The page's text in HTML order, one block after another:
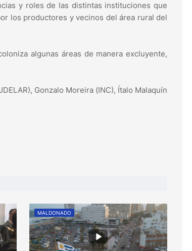
y roles de las distintas instituciones que
los productores y vecinos del área rural del
algunas áreas de manera excluyente,
Gonzalo Moreira (INC), Ítalo Malaquín
MALDONADO